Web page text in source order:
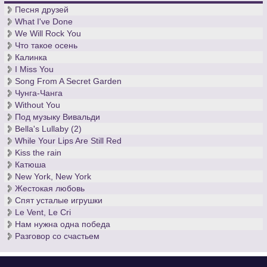
Песня друзей
What I've Done
We Will Rock You
Что такое осень
Калинка
I Miss You
Song From A Secret Garden
Чунга-Чанга
Without You
Под музыку Вивальди
Bella's Lullaby (2)
While Your Lips Are Still Red
Kiss the rain
Катюша
New York, New York
Жестокая любовь
Спят усталые игрушки
Le Vent, Le Cri
Нам нужна одна победа
Разговор со счастьем